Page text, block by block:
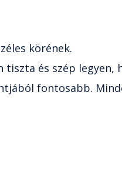
körének.
tiszta és szép legyen,
fontosabb.